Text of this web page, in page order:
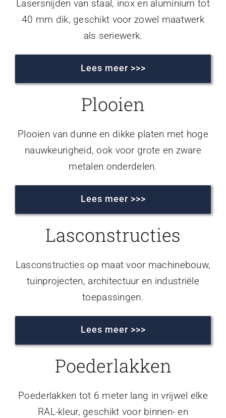
Lasersnijden van staal, inox en aluminium tot
40 mm dik, geschikt voor zowel maatwerk
als seriewerk.
Lees meer >>>
Plooien
Plooien van dunne en dikke platen met hoge
nauwkeurigheid, ook voor grote en zware
metalen onderdelen.
Lees meer >>>
Lasconstructies
Lasconstructies op maat voor machinebouw,
tuinprojecten, architectuur en industriële
toepassingen.
Lees meer >>>
Poederlakken
Poederlakken tot 6 meter lang in vrijwel elke
RAL-kleur, geschikt voor binnen- en